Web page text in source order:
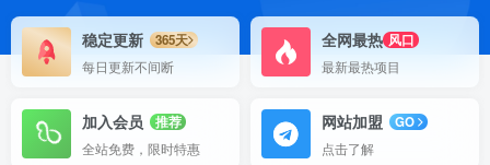
稳定更新
365天
每日更新不间断
全网最热 风口
最新最热项目
加入会员
推荐
全站免费，限时特惠
网站加盟
GO
点击了解